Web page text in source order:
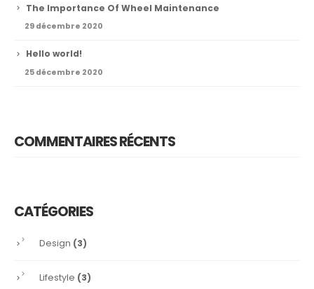
The Importance Of Wheel Maintenance
29 décembre 2020
Hello world!
25 décembre 2020
COMMENTAIRES RÉCENTS
CATÉGORIES
Design (3)
Lifestyle (3)